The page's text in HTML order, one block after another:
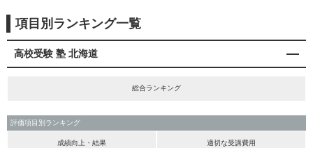
項目別ランキング一覧
高校受験 塾 北海道
総合ランキング
評価項目別ランキング
成績向上・結果 適切な受講費用